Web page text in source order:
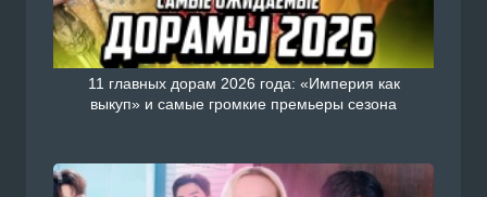
11 главных дорам 2026 года: «Империя как
выкуп» и самые громкие премьеры сезона